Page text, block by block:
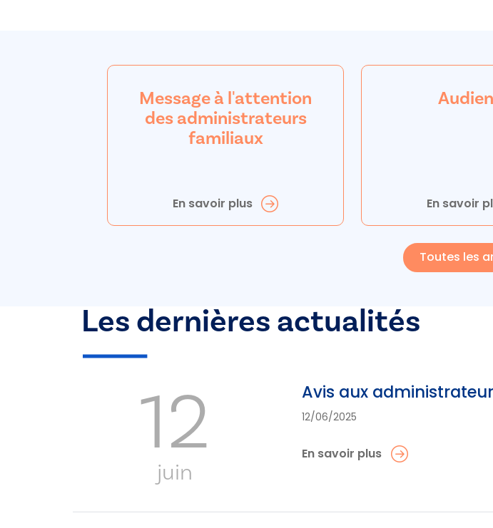
Message à l'attention
des administrateurs
familiaux
En savoir plus En savoir
Toutes les
Les dernières actualités
12
juin
Avis aux
12/06/2025
En savoir plus